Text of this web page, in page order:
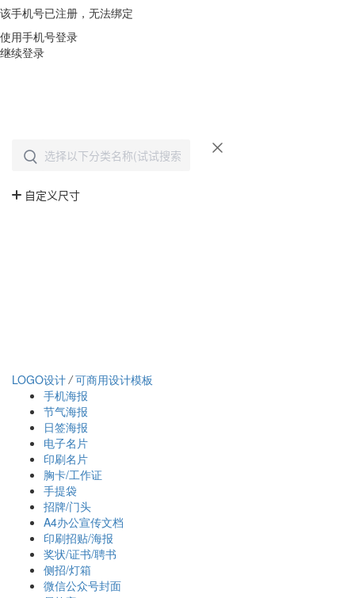
该手机号已注册，无法绑定
使用手机号登录
继续登录
LOGO设计 / 可商用设计模板
手机海报
节气海报
日签海报
电子名片
印刷名片
胸卡/工作证
手提袋
招牌/门头
A4办公宣传文档
印刷招贴/海报
奖状/证书/聘书
侧招/灯箱
微信公众号封面